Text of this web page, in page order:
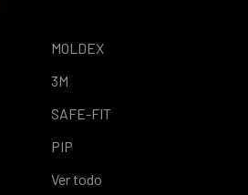
MOLDEX
3M
SAFE-FIT
PIP
Ver todo